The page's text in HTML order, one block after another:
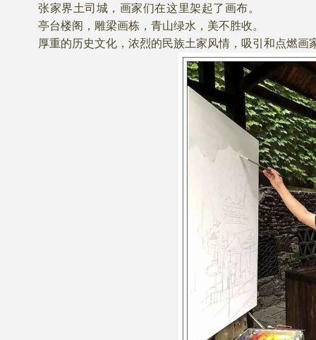
张家界土司城，画家们在这里架起了画布。
亭台楼阁，雕梁画栋，青山绿水，美不胜收。
厚重的历史文化，浓烈的民族土家风情，吸引和点燃画